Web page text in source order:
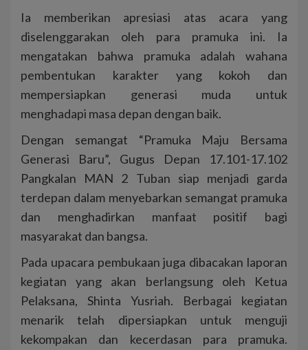
Ia memberikan apresiasi atas acara yang
diselenggarakan oleh para pramuka ini. Ia
mengatakan bahwa pramuka adalah wahana
pembentukan karakter yang kokoh dan
mempersiapkan generasi muda untuk
menghadapi masa depan dengan baik.
Dengan semangat “Pramuka Maju Bersama
Generasi Baru”, Gugus Depan 17.101-17.102
Pangkalan MAN 2 Tuban siap menjadi garda
terdepan dalam menyebarkan semangat pramuka
dan menghadirkan manfaat positif bagi
masyarakat dan bangsa.
Pada upacara pembukaan juga dibacakan laporan
kegiatan yang akan berlangsung oleh Ketua
Pelaksana, Shinta Yusriah. Berbagai kegiatan
menarik telah dipersiapkan untuk menguji
kekompakan dan kecerdasan para pramuka.